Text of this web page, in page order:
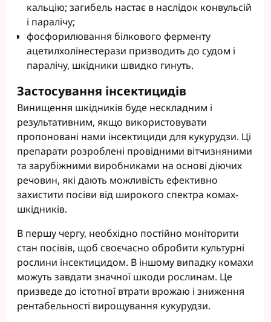
кальцію; загибель настає в наслідок конвульсій
і паралічу;
фосфорилювання білкового ферменту
ацетилхолінестерази призводить до судом і
паралічу, шкідники швидко гинуть.
Застосування інсектицидів
Винищення шкідників буде нескладним і
результативним, якщо використовувати
пропоновані нами інсектициди для кукурудзи. Ці
препарати розроблені провідними вітчизняними
та зарубіжними виробниками на основі діючих
речовин, які дають можливість ефективно
захистити посіви від широкого спектра комах-
шкідників.
В першу чергу, необхідно постійно моніторити
стан посівів, щоб своєчасно обробити культурні
рослини інсектицидом. В іншому випадку комахи
можуть завдати значної шкоди рослинам. Це
призведе до істотної втрати врожаю і зниження
рентабельності вирощування кукурудзи.